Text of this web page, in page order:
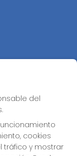
- RECEPTOR
del
cookies
tráfico y mostrar